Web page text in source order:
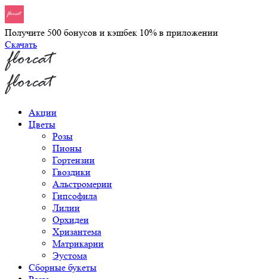
Получите 500 бонусов и кэшбек 10% в приложении
Скачать
Акции
Цветы
Розы
Пионы
Гортензии
Гвоздики
Альстромерии
Гипсофила
Лилии
Орхидеи
Хризантема
Матрикарии
Эустома
Сборные букеты